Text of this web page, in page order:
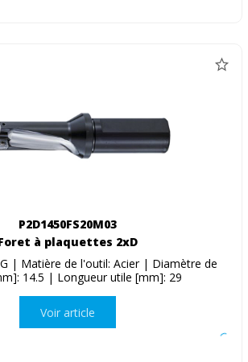
P2D1450FS20M03
à plaquettes 2xD
| Matière de l'outil: Acier | Diamètre de
14.5 | Longueur utile [mm]: 29
Voir article